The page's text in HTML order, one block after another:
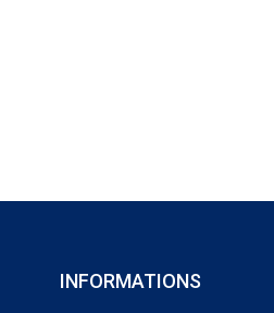
INFORMATIONS